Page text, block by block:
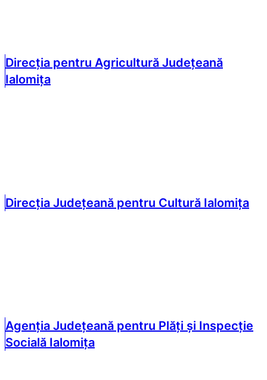
Direcția pentru Agricultură Județeană
Ialomița
Direcția Județeană pentru Cultură Ialomița
Agenția Județeană pentru Plăți și Inspecție
Socială Ialomița